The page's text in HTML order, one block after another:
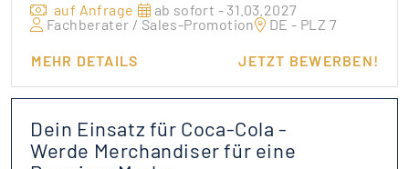
auf Anfrage
ab sofort - 31.03.2027
Fachberater / Sales-Promotion
DE - PLZ 7
MEHR DETAILS JETZT BEWERBEN!
Dein Einsatz für Coca-Cola -
Werde Merchandiser für eine